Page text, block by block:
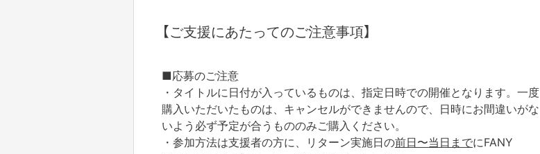
【ご支援にあたってのご注意事項】
■応募のご注意
・タイトルに日付が入っているものは、指定日時での開催となります。一度
購入いただいたものは、キャンセルができませんので、日時にお間違いがな
いよう必ず予定が合うもののみご購入ください。
・参加方法は支援者の方に、リターン実施日の前日〜当日までにFANY